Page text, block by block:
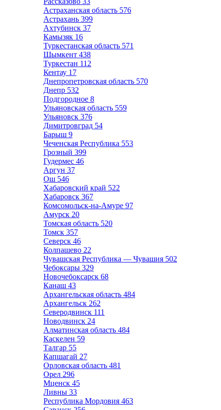
Астраханская область 576
Астрахань 399
Ахтубинск 37
Камызяк 16
Туркестанская область 571
Шымкент 438
Туркестан 112
Кентау 17
Днепропетровская область 570
Днепр 532
Подгородное 8
Ульяновская область 559
Ульяновск 376
Димитровград 54
Барыш 9
Чеченская Республика 553
Грозный 399
Гудермес 46
Аргун 37
Ош 546
Хабаровский край 522
Хабаровск 367
Комсомольск-на-Амуре 97
Амурск 20
Томская область 520
Томск 357
Северск 46
Колпашево 22
Чувашская Республика — Чувашия 502
Чебоксары 329
Новочебоксарск 68
Канаш 43
Архангельская область 484
Архангельск 262
Северодвинск 111
Новодвинск 24
Алматинская область 484
Каскелен 59
Талгар 55
Капшагай 27
Орловская область 481
Орел 296
Мценск 45
Ливны 33
Республика Мордовия 463